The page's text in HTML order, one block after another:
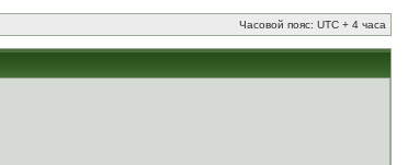
Часовой пояс: UTC + 4 часа